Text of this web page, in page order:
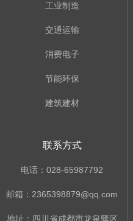
工业制造
交通运输
消费电子
节能环保
建筑建材
联系方式
电话：028-65987792
邮箱：2365398879@qq.com
地址：四川省成都市龙泉驿区